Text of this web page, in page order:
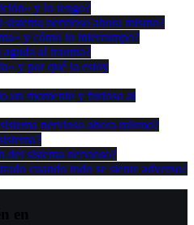
y lo tengo?
sistema nervioso ahora mismo?
y cómo lo interrumpo?
aguda al trauma?
y por qué la estoy
un momento y furioso al
nervioso ahora mismo?
del sistema nervioso?
cuando todo se siente adverso?